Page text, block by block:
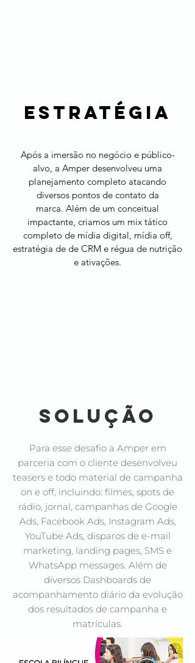
estratégia
Após a imersão no negócio e público-
alvo, a Amper desenvolveu uma
planejamento completo atacando
diversos pontos de contato da
marca. Além de um conceitual
impactante, criamos um mix tático
completo de mídia digital, mídia off,
estratégia de de CRM e régua de nutrição
e ativações.
solução
Para esse desafio a Amper em
parceria com o cliente desenvolveu
teasers e todo material de campanha
on e off, incluindo: filmes, spots de
rádio, jornal, campanhas de Google
Ads, Facebook Ads, Instagram Ads,
YouTube Ads, disparos de e-mail
marketing, landing pages, SMS e
WhatsApp messages. Além de
diversos Dashboards de
acompanhamento diário da evolução
dos resultados de campanha e
matrículas.